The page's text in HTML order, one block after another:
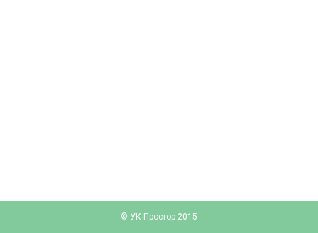
© УК Простор 2015